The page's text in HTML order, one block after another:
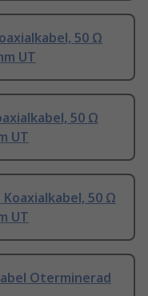
50 Ω
UT
50 Ω
UT
50 Ω
UT
Oterminerad